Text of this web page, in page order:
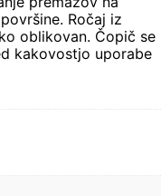
Ročaj iz
oblikovan. Čopič se
kakovostjo uporabe